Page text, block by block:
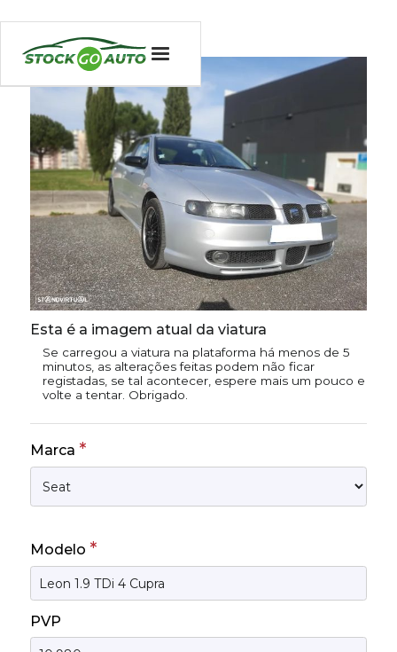
Esta é a imagem atual da viatura
Se carregou a viatura na plataforma há menos de 5
minutos, as alterações feitas podem não ficar
registadas, se tal acontecer, espere mais um pouco e
volte a tentar. Obrigado.
Marca *
Modelo *
PVP